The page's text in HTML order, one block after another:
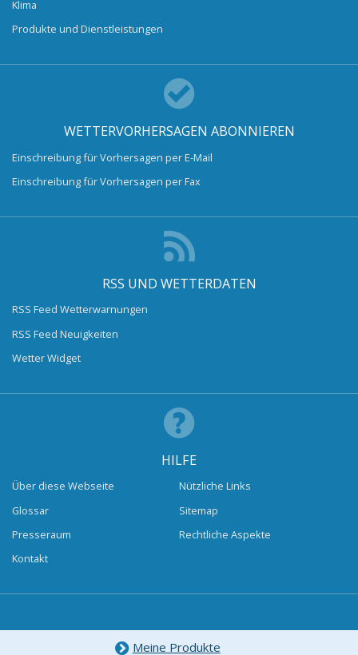
Klima
Produkte und Dienstleistungen
WETTERVORHERSAGEN ABONNIEREN
Einschreibung für Vorhersagen per E-Mail
Einschreibung für Vorhersagen per Fax
RSS UND WETTERDATEN
RSS Feed Wetterwarnungen
RSS Feed Neuigkeiten
Wetter Widget
HILFE
Über diese Webseite
Glossar
Presseraum
Kontakt
Nützliche Links
Sitemap
Rechtliche Aspekte
Meine Produkte